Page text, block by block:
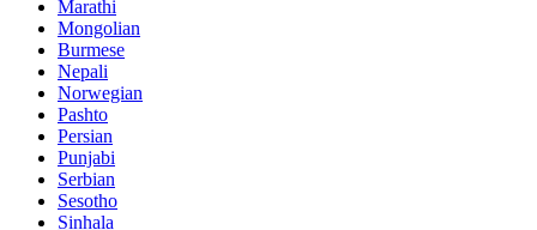
Marathi
Mongolian
Burmese
Nepali
Norwegian
Pashto
Persian
Punjabi
Serbian
Sesotho
Sinhala